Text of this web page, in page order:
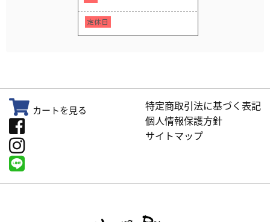
カートを見る
特定商取引法に基づく表記
個人情報保護方針
サイトマップ